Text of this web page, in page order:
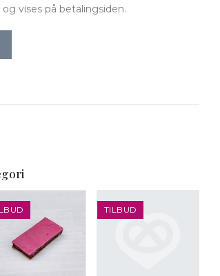
vises på betalingsiden.
TILBUD